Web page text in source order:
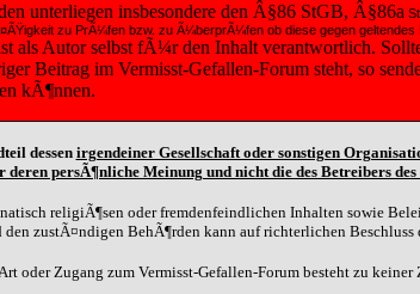
unterliegen insbesondere den Â§86 StGB, Â§86a
zu PrÃ¼fen bzw. zu Ã¼berprÃ¼fen ob diese gegen
als Autor selbst fÃ¼r den Inhalt verantwortlich.
Beitrag im Vermisst-Gefallen-Forum steht, so
kÃ¶nnen.
dessenirgendeiner Gesellschaft oder sonstigen
persÃ¶nliche Meinung und nicht die des Betreibers
religiÃ¶sen oder fremdenfeindlichen Inhalten sowie
zustÃ¤ndigen BehÃ¶rden kann auf richterlichen
oder Zugang zum Vermisst-Gefallen-Forum besteht zu keiner